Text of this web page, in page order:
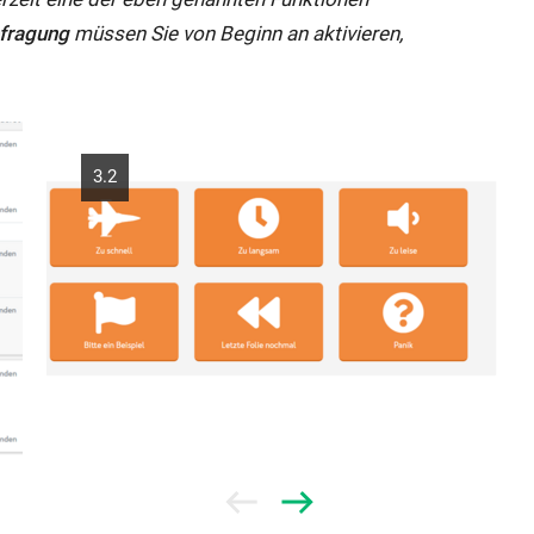
müssen Sie von Beginn an aktivieren,
3.2
Next